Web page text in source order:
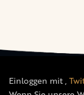
Einloggen mit,